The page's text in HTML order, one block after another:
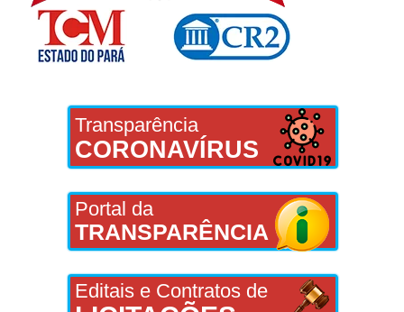
Transparência
CORONAVÍRUS
Portal da
TRANSPARÊNCIA
Editais e Contratos de